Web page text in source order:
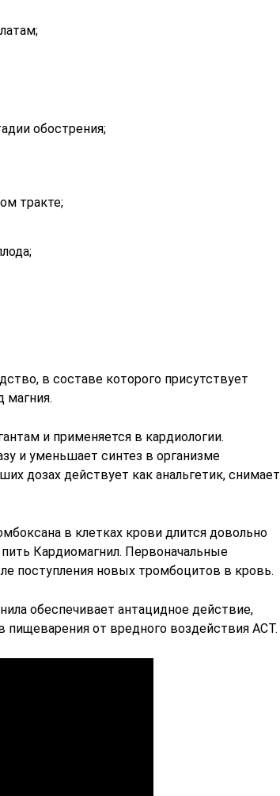
обострения;
тракте;
в составе которого присутствует
магния.
и применяется в кардиологии.
и уменьшает синтез в организме
дозах действует как анальгетик, снимает
в клетках крови длится довольно
Кардиомагнил. Первоначальные
поступления новых тромбоцитов в кровь.
обеспечивает антацидное действие,
от вредного воздействия АСТ.